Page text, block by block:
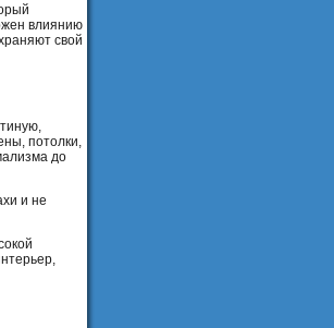
влиянию
свой
потолки,
до
и не